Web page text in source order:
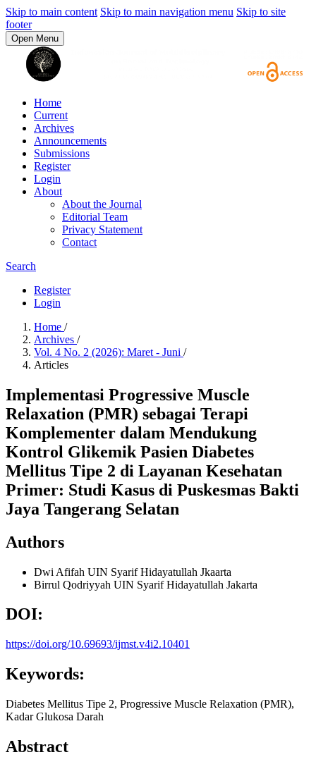
Skip to main content Skip to main navigation menu Skip to site
footer
Open Menu
Home
Current
Archives
Announcements
Submissions
Register
Login
About
About the Journal
Editorial Team
Privacy Statement
Contact
Search
Register
Login
Home /
Archives /
Vol. 4 No. 2 (2026): Maret - Juni /
Articles
Implementasi Progressive Muscle
Relaxation (PMR) sebagai Terapi
Komplementer dalam Mendukung
Kontrol Glikemik Pasien Diabetes
Mellitus Tipe 2 di Layanan Kesehatan
Primer: Studi Kasus di Puskesmas Bakti
Jaya Tangerang Selatan
Authors
Dwi Afifah UIN Syarif Hidayatullah Jkaarta
Birrul Qodriyyah UIN Syarif Hidayatullah Jakarta
DOI:
https://doi.org/10.69693/ijmst.v4i2.10401
Keywords:
Diabetes Mellitus Tipe 2, Progressive Muscle Relaxation (PMR),
Kadar Glukosa Darah
Abstract